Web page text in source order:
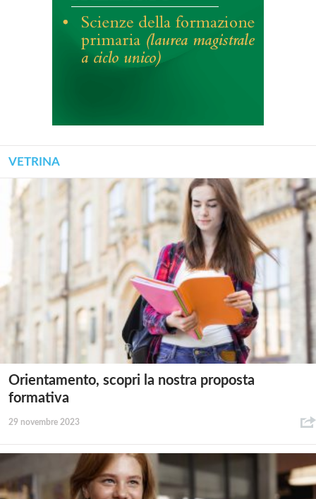
VETRINA
Orientamento, scopri la nostra proposta
formativa
29 novembre 2023